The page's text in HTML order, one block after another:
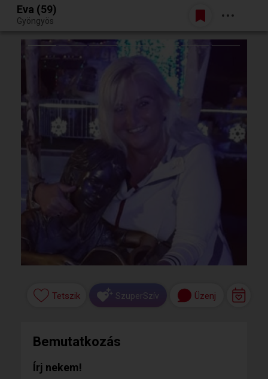
Egy jó randiból bármi lehet.
Belépés
Eva (59)
Gyöngyös
Tetszik SzuperSzív Üzenj
Bemutatkozás
Írj nekem!